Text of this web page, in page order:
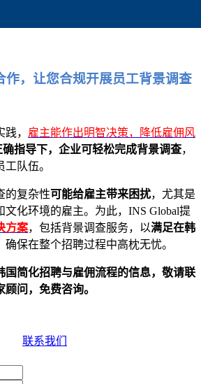
作，让您合规开展员工背景调查
， 雇主能作出明智决策，降低雇佣风
指导下，企业可轻松完成背景调查，
队伍。
的复杂性可能给雇主带来困扰，尤其是
文化环境的雇主。为此，INS Global提
方案，包括背景调查服务，以满足在韩
确保在整个招聘过程中高枕无忧。
国简化招聘与雇佣流程的信息，敬请联
问，免费咨询。
联系我们